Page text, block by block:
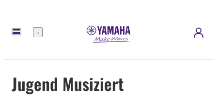
Menu
Jugend Musiziert